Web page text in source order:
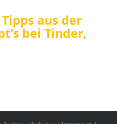
aus der
bei Tinder,